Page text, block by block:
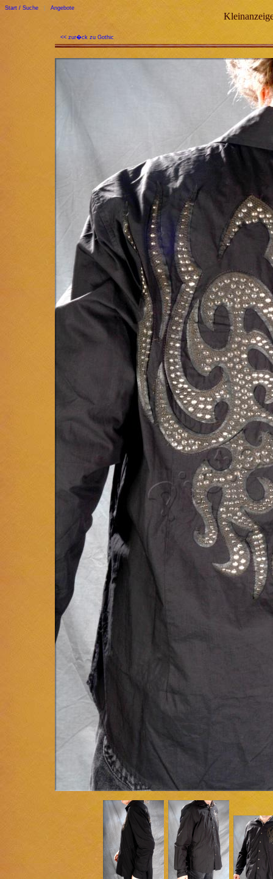
Start / Suche Angebote
<< zur�ck zu Gothic